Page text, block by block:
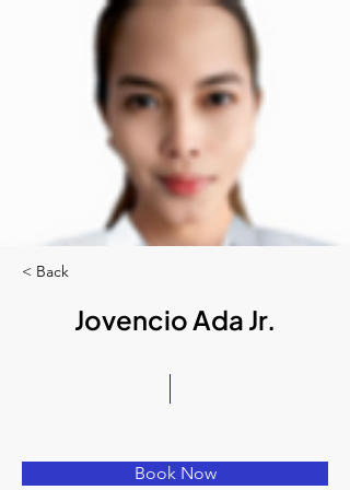
< Back
Jovencio Ada Jr.
Book Now